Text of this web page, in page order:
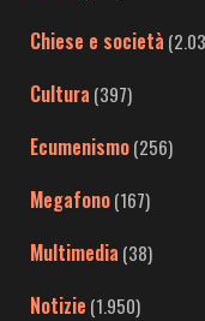
Chiese e società
Cultura (397)
Ecumenismo(256)
Megafono(167)
Multimedia (38)
Notizie (1.950)